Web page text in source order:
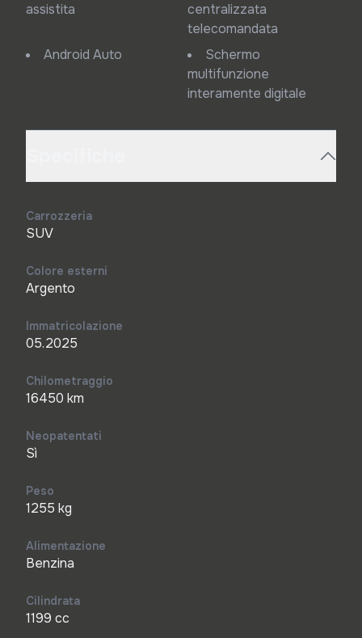
assistita
centralizzata
telecomandata
Android Auto
Schermo
multifunzione
interamente digitale
Carrozzeria
SUV
Colore esterni
Argento
Immatricolazione
05.2025
Chilometraggio
16450 km
Neopatentati
Sì
Peso
1255 kg
Alimentazione
Benzina
Cilindrata
1199 cc